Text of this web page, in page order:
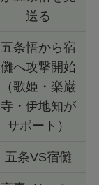
送る
五条悟から宿
儺へ攻撃開始
（歌姫・楽巌
寺・伊地知が
サポート）
五条VS宿儺